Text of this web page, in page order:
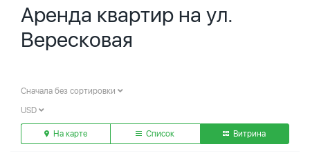
Аренда квартир на ул.
Вересковая
Сначала без сортировки
USD
На карте Список Витрина